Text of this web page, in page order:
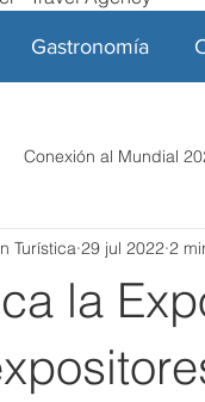
Gastronomía
Conexión al Mundial
la
Turística 29 jul 2022 2